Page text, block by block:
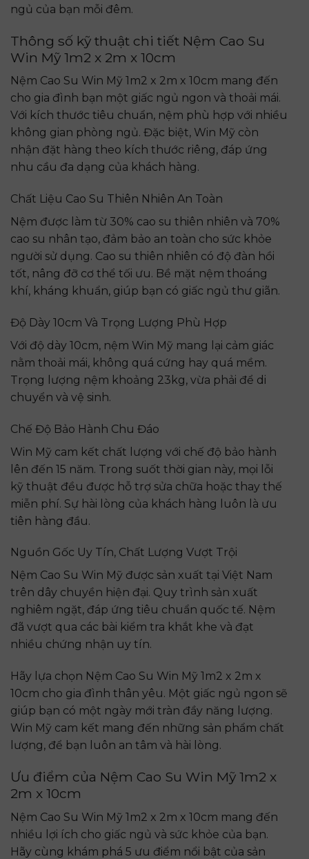
ngủ của bạn mỗi đêm.
Thông số kỹ thuật chi tiết Nệm Cao Su
Win Mỹ 1m2 x 2m x 10cm
Nệm Cao Su Win Mỹ 1m2 x 2m x 10cm mang đến
cho gia đình bạn một giấc ngủ ngon và thoải mái.
Với kích thước tiêu chuẩn, nệm phù hợp với nhiều
không gian phòng ngủ. Đặc biệt, Win Mỹ còn
nhận đặt hàng theo kích thước riêng, đáp ứng
nhu cầu đa dạng của khách hàng.
Chất Liệu Cao Su Thiên Nhiên An Toàn
Nệm được làm từ 30% cao su thiên nhiên và 70%
cao su nhân tạo, đảm bảo an toàn cho sức khỏe
người sử dụng. Cao su thiên nhiên có độ đàn hồi
tốt, nâng đỡ cơ thể tối ưu. Bề mặt nệm thoáng
khí, kháng khuẩn, giúp bạn có giấc ngủ thư giãn.
Độ Dày 10cm Và Trọng Lượng Phù Hợp
Với độ dày 10cm, nệm Win Mỹ mang lại cảm giác
nằm thoải mái, không quá cứng hay quá mềm.
Trọng lượng nệm khoảng 23kg, vừa phải để di
chuyển và vệ sinh.
Chế Độ Bảo Hành Chu Đáo
Win Mỹ cam kết chất lượng với chế độ bảo hành
lên đến 15 năm. Trong suốt thời gian này, mọi lỗi
kỹ thuật đều được hỗ trợ sửa chữa hoặc thay thế
miễn phí. Sự hài lòng của khách hàng luôn là ưu
tiên hàng đầu.
Nguồn Gốc Uy Tín, Chất Lượng Vượt Trội
Nệm Cao Su Win Mỹ được sản xuất tại Việt Nam
trên dây chuyền hiện đại. Quy trình sản xuất
nghiêm ngặt, đáp ứng tiêu chuẩn quốc tế. Nệm
đã vượt qua các bài kiểm tra khắt khe và đạt
nhiều chứng nhận uy tín.
Hãy lựa chọn Nệm Cao Su Win Mỹ 1m2 x 2m x
10cm cho gia đình thân yêu. Một giấc ngủ ngon sẽ
giúp bạn có một ngày mới tràn đầy năng lượng.
Win Mỹ cam kết mang đến những sản phẩm chất
lượng, để bạn luôn an tâm và hài lòng.
Ưu điểm của Nệm Cao Su Win Mỹ 1m2 x
2m x 10cm
Nệm Cao Su Win Mỹ 1m2 x 2m x 10cm mang đến
nhiều lợi ích cho giấc ngủ và sức khỏe của bạn.
Hãy cùng khám phá 5 ưu điểm nổi bật của sản